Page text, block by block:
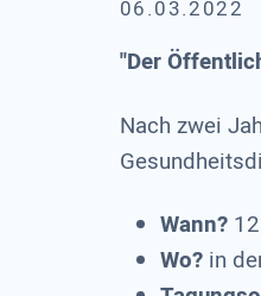
06.03.2022
"Der
Nach zwei
Wann?
Wo? in